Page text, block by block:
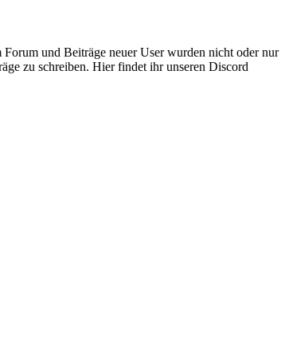
und Beiträge neuer User wurden nicht oder nur
zu schreiben. Hier findet ihr unseren Discord